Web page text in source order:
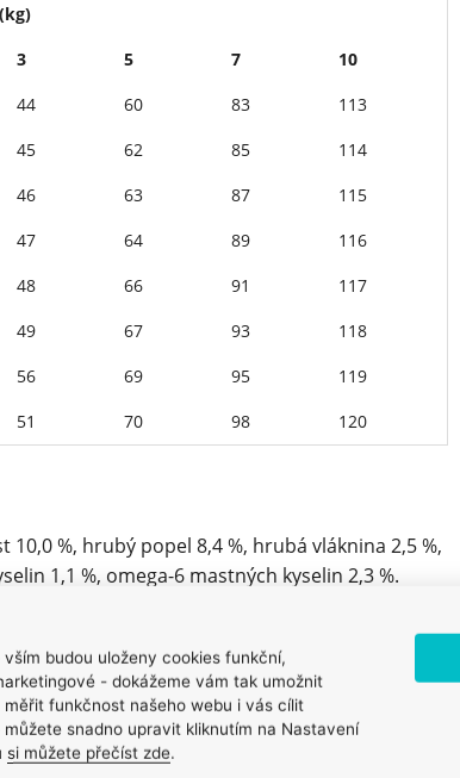
3 5 7
10
44 60 83
113
45 62 85
114
46 63 87
115
47 64 89
116
48 66 91
117
49 67 93
118
56 69 95
119
51 70 98 120
%, hrubý popel 8,4 %, hrubá vláknina 2,5 %,
1,1 %, omega-6 mastných kyselin 2,3 %.
jehněčího (15 %), žlutý hrách, kuřecí tuk
jablka, lněné semeno (3 %), lososový olej (2
nodosum), hydrolyzované ulity korýšů (zdroj
budou uloženy cookies funkční,
- dokážeme vám tak umožnit
funkčnost našeho webu i vás cílit
snadno upravit kliknutím na Nastavení
si můžete přečíst zde.